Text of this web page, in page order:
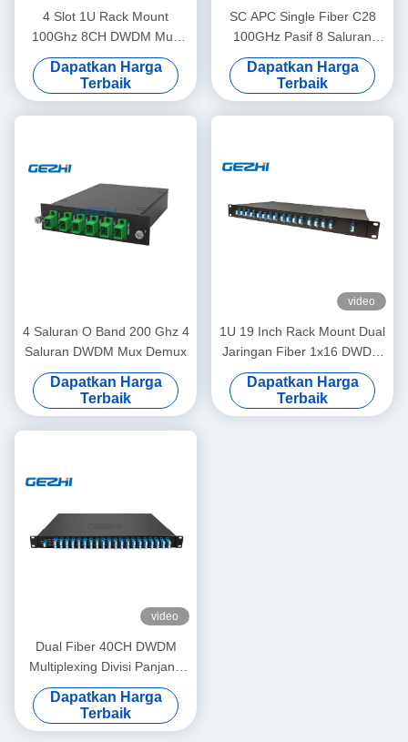
4 Slot 1U Rack Mount
100Ghz 8CH DWDM Mux
Demux Module
Dapatkan Harga
Terbaik
SC APC Single Fiber C28
100GHz Pasif 8 Saluran
Dwdm Mux
Dapatkan Harga
Terbaik
4 Saluran O Band 200 Ghz 4
Saluran DWDM Mux Demux
Dapatkan Harga
Terbaik
video
1U 19 Inch Rack Mount Dual
Jaringan Fiber 1x16 DWDM
Mux Demux
Dapatkan Harga
Terbaik
video
Dual Fiber 40CH DWDM
Multiplexing Divisi Panjang
Gelombang yang Padat
Dapatkan Harga
Terbaik